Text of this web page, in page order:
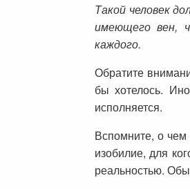
Такой человек
имеющего вен,
каждого.
Обратите
бы хотелось.
исполняется.
Вспомните, о чем
изобилие, для
реальностью.